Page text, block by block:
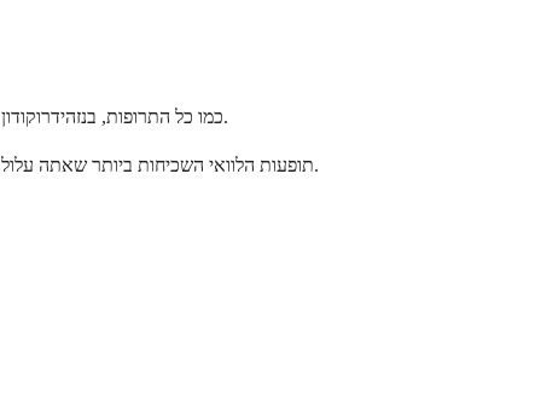
כמו כל התרופות, בנזהידרוקודון ואצטמינופן יכולים לגרום לתופעות לוואי, אם כי לא כולם חווים אותן. הבנת מה לצפות יכולה לעזור לך לזהות השפעות נורמליות לעומת תסמינים מדאיגים.
תופעות הלוואי השכיחות ביותר שאתה עלול לחוות כוללות ישנוניות, סחרחורת, בחילות, הקאות ועצירות. השפעות אלו הן בדרך כלל קלות ולעתים קרובות משתפרות ככל שהגוף שלך מסתגל לתרופה.